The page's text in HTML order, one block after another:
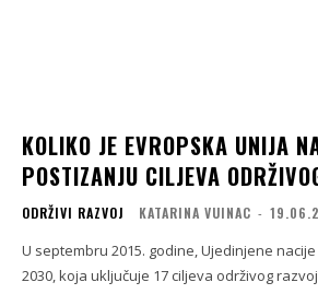
KOLIKO JE EVROPSKA UNIJA
POSTIZANJU CILJEVA
ODRŽIVI RAZVOJ KATARINA VUINAC -
U septembru 2015. godine, Ujedinjene
2030, koja uključuje 17 ciljeva održivog